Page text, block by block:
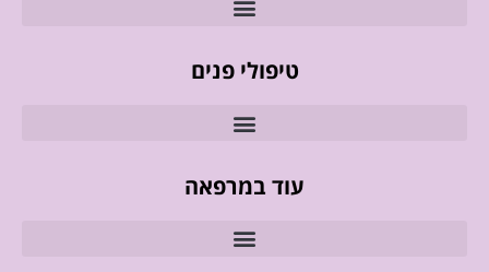
טיפולי פנים
עוד במרפאה